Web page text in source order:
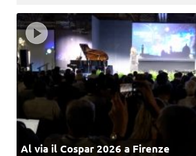
Al via il Cospar 2026 a Firenze